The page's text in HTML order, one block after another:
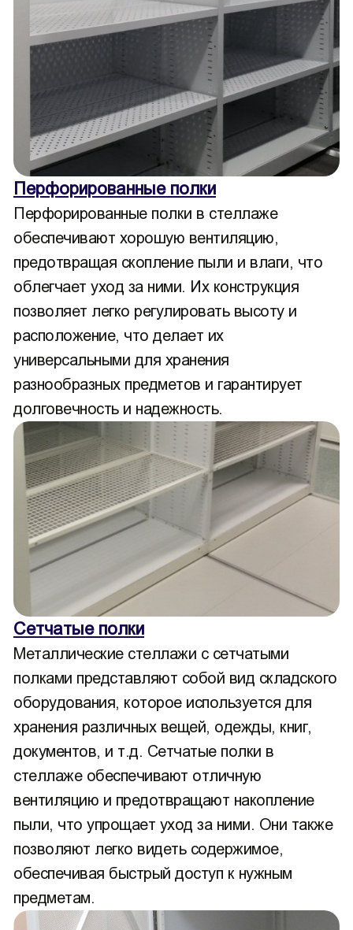
Перфорированные полки
Перфорированные полки в стеллаже
обеспечивают хорошую вентиляцию,
предотвращая скопление пыли и влаги, что
облегчает уход за ними. Их конструкция
позволяет легко регулировать высоту и
расположение, что делает их
универсальными для хранения
разнообразных предметов и гарантирует
долговечность и надежность.
Сетчатые полки
Металлические стеллажи с сетчатыми
полками представляют собой вид складского
оборудования, которое используется для
хранения различных вещей, одежды, книг,
документов, и т.д. Сетчатые полки в
стеллаже обеспечивают отличную
вентиляцию и предотвращают накопление
пыли, что упрощает уход за ними. Они также
позволяют легко видеть содержимое,
обеспечивая быстрый доступ к нужным
предметам.